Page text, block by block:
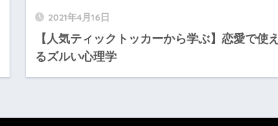
2021年4月16日
【人気ティックトッカーから学ぶ】恋愛で使え
るズルい心理学